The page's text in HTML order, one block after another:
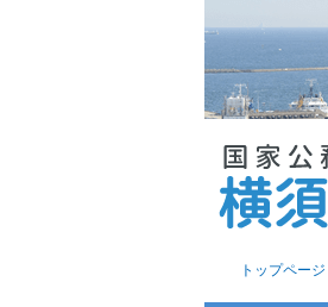
トップページ